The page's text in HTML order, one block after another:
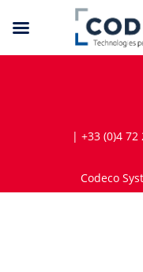
| +33 (0)4
Codeco